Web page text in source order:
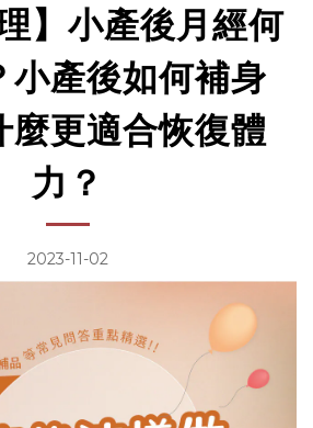
】小產後月經何
小產後如何補身
麼更適合恢復體
力？
2023-11-02